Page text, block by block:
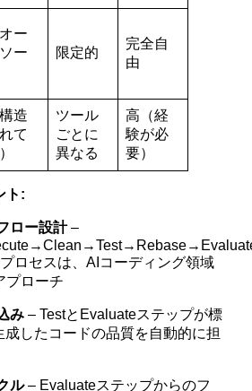
ー
ー
限定的
完全自
由
造
て
ツール
ごとに
異なる
高（経
験が必
要）
ト:
ロー設計–
ロセスは、AIコーディング領域
プローチ
み – TestとEvaluateステップが標
したコードの品質を自動的に担
ル– Evaluateステップからのフ